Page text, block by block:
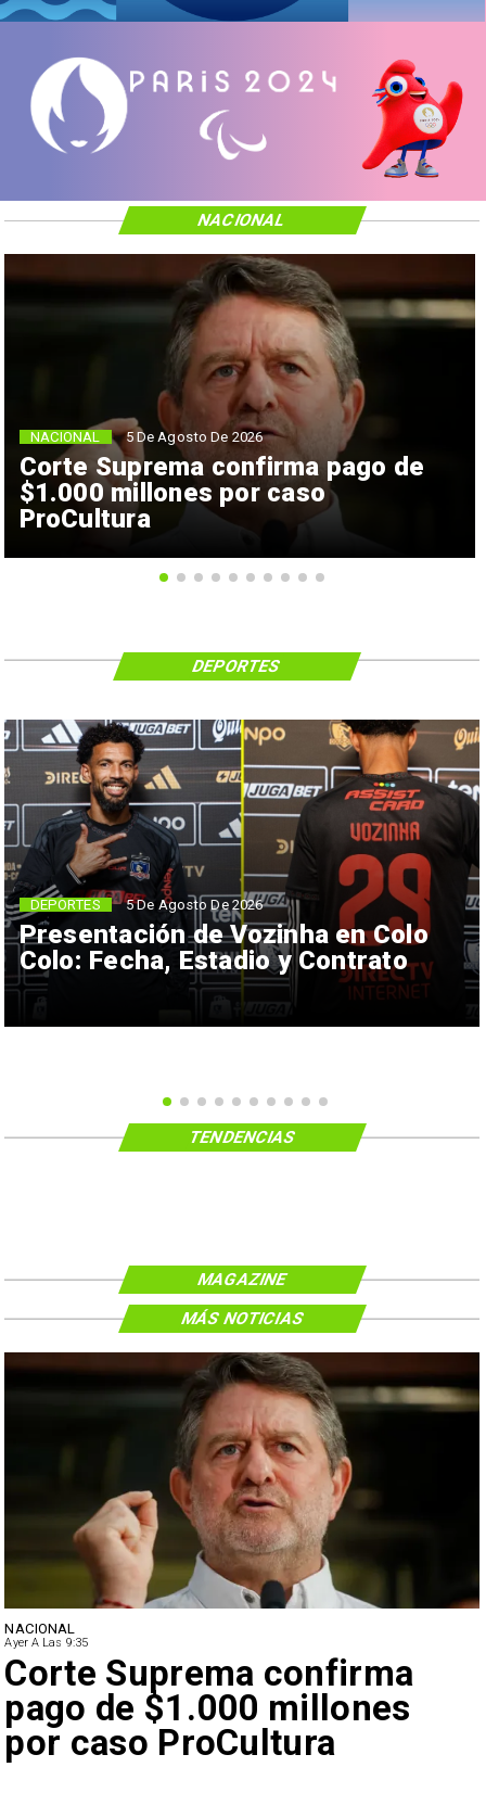
Corte Suprema confirma pago de
$1.000 millones por caso
ProCultura
NACIONAL 5 De Agosto De 2026
NACIONAL
Presentación de Vozinha en Colo
Colo: Fecha, Estadio y Contrato
DEPORTES 5 De Agosto De 2026
DEPORTES
TENDENCIAS
MAGAZINE
NACIONAL
Ayer A Las 9:35
Corte Suprema confirma
pago de $1.000 millones
por caso ProCultura
MÁS NOTICIAS